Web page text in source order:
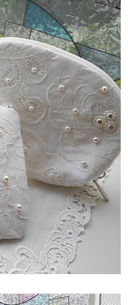
チュアドレス
きのベビード
フォトスタン
ジーのベビー
幸せベビード